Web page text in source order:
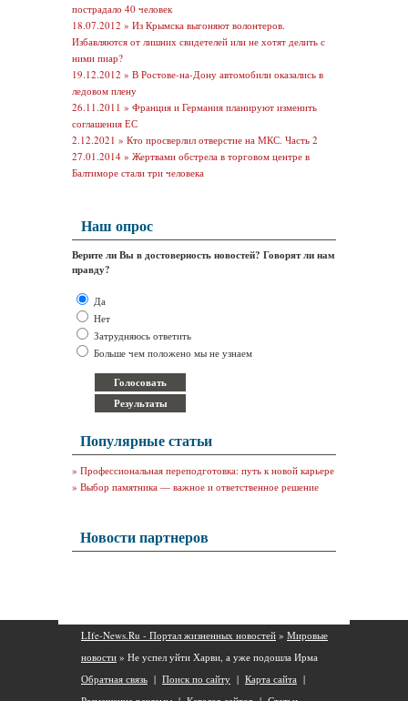
пострадало 40 человек
18.07.2012 » Из Крымска выгоняют волонтеров.
Избавляются от лишних свидетелей или не хотят делить с
ними пиар?
19.12.2012 » В Ростове-на-Дону автомобили оказались в
ледовом плену
26.11.2011 » Франция и Германия планируют изменить
соглашения ЕС
2.12.2021 » Кто просверлил отверстие на МКС. Часть 2
27.01.2014 » Жертвами обстрела в торговом центре в
Балтиморе стали три человека
Наш опрос
Верите ли Вы в достоверность новостей? Говорят ли нам
правду?
Да
Нет
Затрудняюсь ответить
Больше чем положено мы не узнаем
Популярные статьи
» Профессиональная переподготовка: путь к новой карьере
» Выбор памятника — важное и ответственное решение
Новости партнеров
LIfe-News.Ru - Портал жизненных новостей » Мировые
новости » Не успел уйти Харви, а уже подошла Ирма
Обратная связь | Поиск по сайту | Карта сайта |